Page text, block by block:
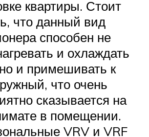
квартиры. Стоит
что данный вид
способен не
и охлаждать
и примешивать к
что очень
сказывается на
в помещении.
VRV и VRF